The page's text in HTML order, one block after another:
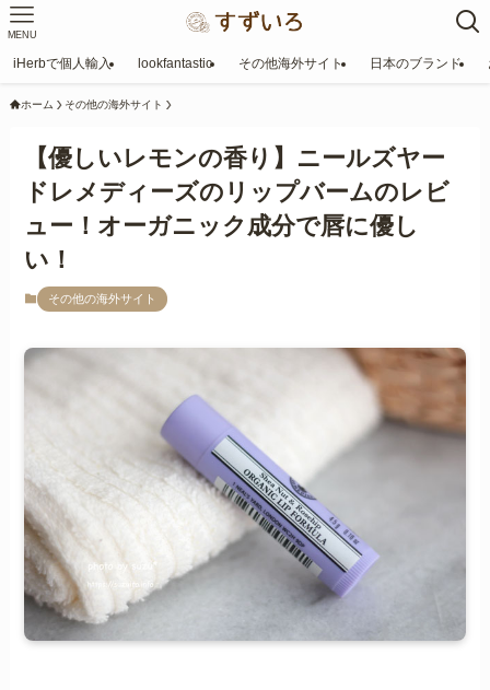
MENU
iHerbで個人輸入 lookfantastic その他海外サイト 日本のブランド
ホーム その他の海外サイト
【優しいレモンの香り】ニールズヤー
ドレメディーズのリップバームのレビ
ュー！オーガニック成分で唇に優し
い！
その他の海外サイト